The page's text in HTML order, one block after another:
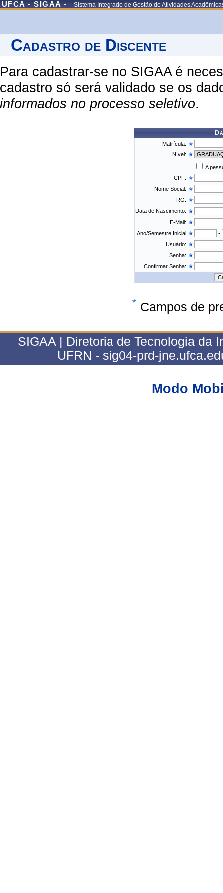
UFCA - SIGAA - Sistema Integrado de Gestão de Atividades
Cadastro de Discente
Para cadastrar-se no SIGAA é
cadastro só será validado se os
informados no processo seletivo.
Matrícula:
Nível:
A
CPF:
Nome Social:
RG:
Data de Nascimento:
E-Mail:
Ano/Semestre Inicial
-
Usuário:
Senha:
Confirmar Senha:
Campos de
SIGAA | Diretoria de Tecnologia da
UFRN - sig04-prd-
Modo